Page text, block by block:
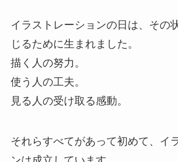
イラストレーションの日は、その
じるために生まれました。
描く人の努力。
使う人の工夫。
見る人の受け取る感動。
それらすべてがあって初めて、イ